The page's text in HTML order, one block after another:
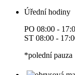
Úřední hodiny
PO 08:00 -
ST 08:00 -
*polední pauza